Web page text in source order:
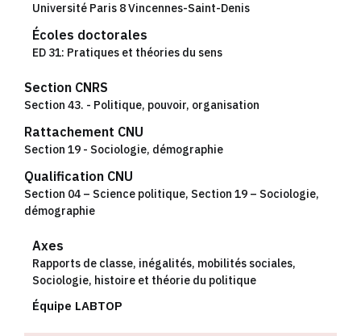
Université Paris 8 Vincennes-Saint-Denis
Écoles doctorales
ED 31: Pratiques et théories du sens
Section CNRS
Section 43. - Politique, pouvoir, organisation
Rattachement CNU
Section 19 - Sociologie, démographie
Qualification CNU
Section 04 – Science politique, Section 19 – Sociologie,
démographie
Axes
Rapports de classe, inégalités, mobilités sociales,
Sociologie, histoire et théorie du politique
Équipe LABTOP